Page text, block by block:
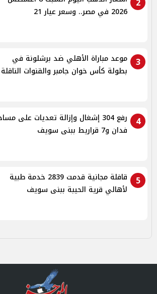
2026 في مصر.. وسعر عيار 21
3
موعد مباراة الأهلي ضد برشلونة في
بطولة كأس خوان جامبر والقنوات الناقلة
4
رفع 304 إشغال وإزالة تعديات على
فدان و7 قراريط ببنى سويف
5
قافلة مجانية قدمت 2839 خدمة طبية
لأهالي قرية الحيبة ببنى سويف